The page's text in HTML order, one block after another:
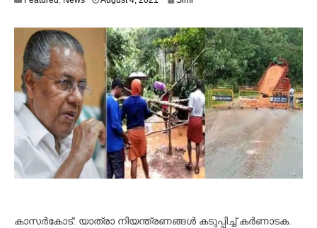
u
s
t
4
,
2
0
2
1
കാസര്‍കോട്: യാത്രാ നിയന്ത്രണങ്ങള്‍ കടുപ്പിച്ച്‌ കര്‍ണാടക.